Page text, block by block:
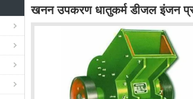
खनन उपकरण धातुकर्म डीजल इंजन